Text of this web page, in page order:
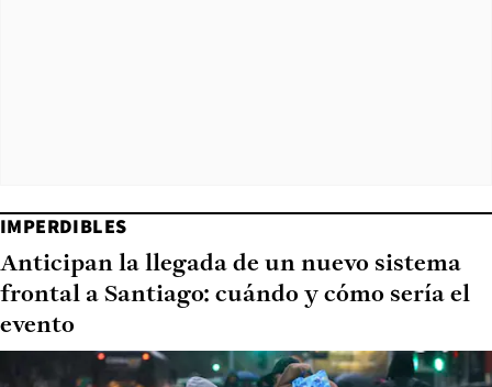
IMPERDIBLES
Anticipan la llegada de un nuevo sistema
frontal a Santiago: cuándo y cómo sería el
evento